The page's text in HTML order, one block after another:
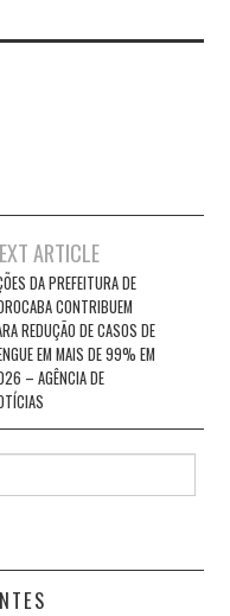
ARTICLE
DA PREFEITURA DE
CONTRIBUEM
REDUÇÃO DE CASOS DE
EM MAIS DE 99% EM
– AGÊNCIA DE